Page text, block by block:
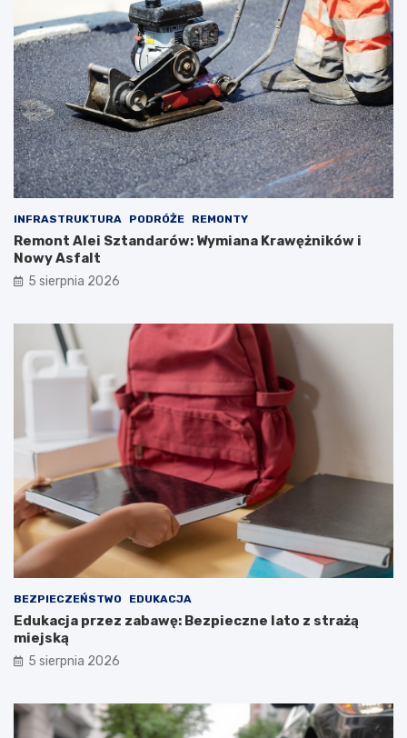
INFRASTRUKTURA PODRÓŻE REMONTY
Remont Alei Sztandarów: Wymiana Krawężników i
Nowy Asfalt
5 sierpnia 2026
BEZPIECZEŃSTWO EDUKACJA
Edukacja przez zabawę: Bezpieczne lato z strażą
miejską
5 sierpnia 2026